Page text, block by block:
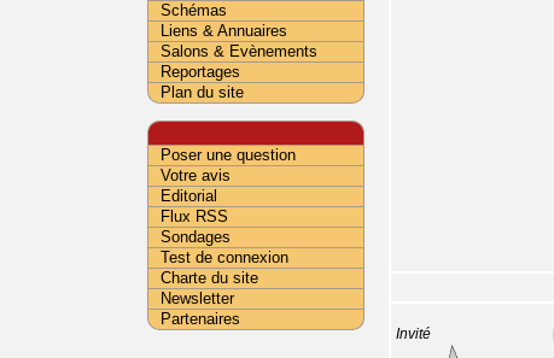
Invité
Schémas
Liens & Annuaires
Salons & Evènements
Reportages
Plan du site
Poser une question
Votre avis
Editorial
Flux RSS
Sondages
Test de connexion
Charte du site
Newsletter
Partenaires